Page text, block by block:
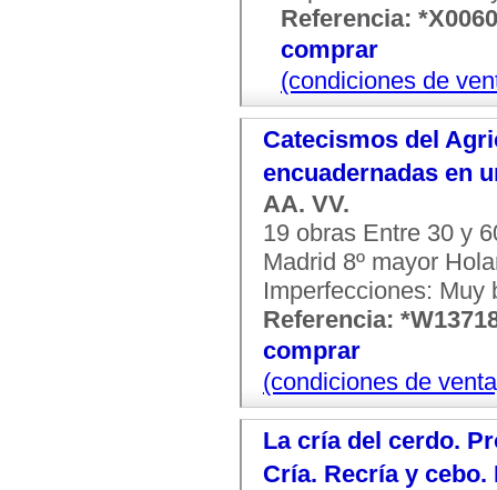
Referencia:
comprar
(condiciones de
Catecismos del
encuadernadas en
AA. VV.
19 obras Entre 30 y
Madrid 8º mayor
Imperfecciones: Muy
Referencia:
comprar
(condiciones de
La cría del cerdo.
Cría. Recría y